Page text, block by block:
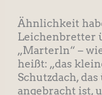
Ähnlichkeit
Leichenbretter
„Marterln“ –
heißt: „das
Schutzdach,
angebracht ist,